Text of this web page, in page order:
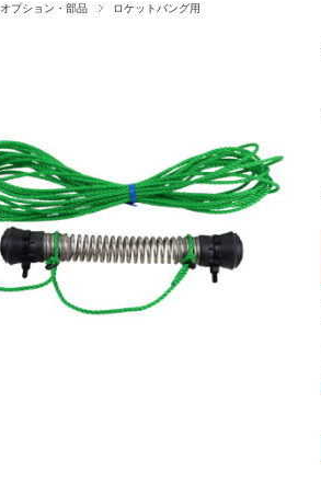
オプション・部品 ロケットバング用